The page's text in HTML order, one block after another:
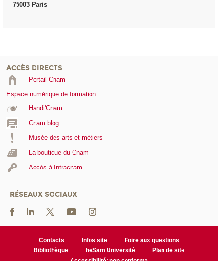
75003 Paris
ACCÈS DIRECTS
Portail Cnam
Espace numérique de formation
Handi'Cnam
Cnam blog
Musée des arts et métiers
La boutique du Cnam
Accès à Intracnam
RÉSEAUX SOCIAUX
Contacts Infos site
Foire aux questions
Bibliothèque
heSam Université
Plan de site